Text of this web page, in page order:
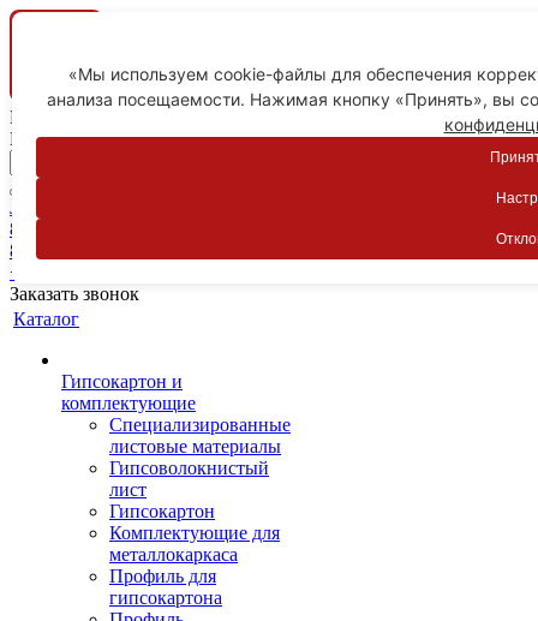
Ваш город
Пятигорск
Личный кабинет
8-800-775-59-89
8-800-775-59-89
+7 918 754-83-77
Заказать звонок
Каталог
Гипсокартон и
комплектующие
Специализированные
листовые материалы
Гипсоволокнистый
лист
Гипсокартон
Комплектующие для
металлокаркаса
Профиль для
гипсокартона
«Мы используем cookie-файлы для обеспечения
анализа посещаемости. Нажимая кнопку «Принять», вы